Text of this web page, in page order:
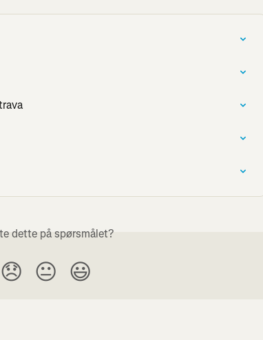
dette på spørsmålet?
😞 😐 😃